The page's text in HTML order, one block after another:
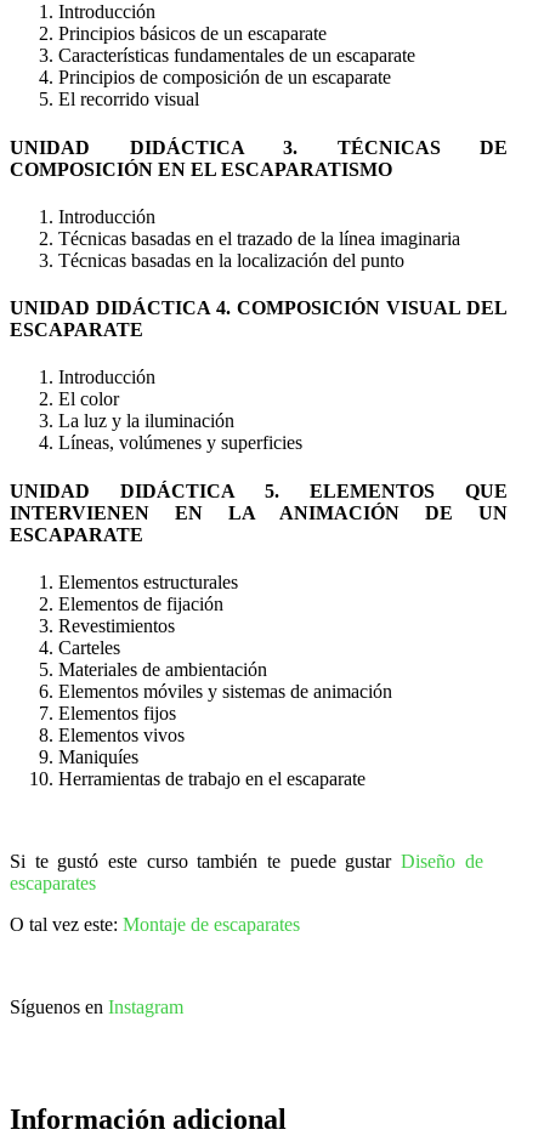
Introducción
Principios básicos de un escaparate
Características fundamentales de un escaparate
Principios de composición de un escaparate
El recorrido visual
UNIDAD DIDÁCTICA 3. TÉCNICAS DE
COMPOSICIÓN EN EL ESCAPARATISMO
Introducción
Técnicas basadas en el trazado de la línea imaginaria
Técnicas basadas en la localización del punto
UNIDAD DIDÁCTICA 4. COMPOSICIÓN VISUAL DEL
ESCAPARATE
Introducción
El color
La luz y la iluminación
Líneas, volúmenes y superficies
UNIDAD DIDÁCTICA 5. ELEMENTOS QUE
INTERVIENEN EN LA ANIMACIÓN DE UN
ESCAPARATE
Elementos estructurales
Elementos de fijación
Revestimientos
Carteles
Materiales de ambientación
Elementos móviles y sistemas de animación
Elementos fijos
Elementos vivos
Maniquíes
Herramientas de trabajo en el escaparate
Si te gustó este curso también te puede gustarDiseño de
escaparates
O tal vez este: Montaje de escaparates
Síguenos en Instagram
Información adicional